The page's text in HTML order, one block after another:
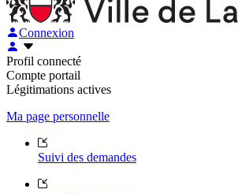
Connexion
Profil connecté
Compte portail
Légitimations actives
Ma page personnelle
Suivi des demandes